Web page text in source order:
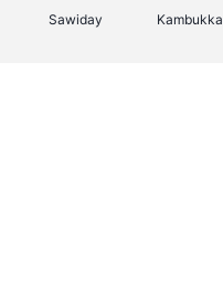
Sawiday Kambukka